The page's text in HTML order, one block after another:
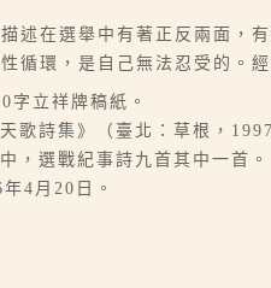
述在選舉中有著正反兩面，
環，是自己無法忍受的。
字立祥牌稿紙。
歌詩集》（臺北：草根，
，選戰紀事詩九首其中一首。
4月20日。